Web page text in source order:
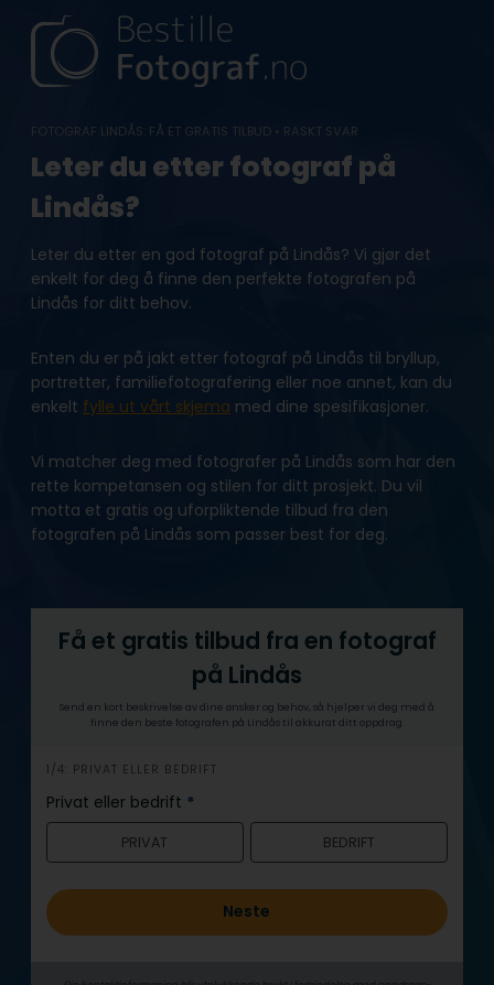
content
FOTOGRAF LINDÅS: FÅ ET GRATIS TILBUD • RASKT SVAR
Leter du etter fotograf på
Lindås?
Leter du etter en god fotograf på Lindås? Vi gjør det
enkelt for deg å finne den perfekte fotografen på
Lindås for ditt behov.
Enten du er på jakt etter fotograf på Lindås til bryllup,
portretter, familiefotografering eller noe annet, kan du
enkelt fylle ut vårt skjema med dine spesifikasjoner.
Vi matcher deg med fotografer på Lindås som har den
rette kompetansen og stilen for ditt prosjekt. Du vil
motta et gratis og uforpliktende tilbud fra den
fotografen på Lindås som passer best for deg.
Få et gratis tilbud fra en fotograf
på Lindås
Send en kort beskrivelse av dine ønsker og behov, så hjelper vi deg med å
finne den beste fotografen på Lindås til akkurat ditt oppdrag.
h
e
r
1/4: PRIVAT ELLER BEDRIFT
Privat eller bedrift *
PRIVAT BEDRIFT
Neste